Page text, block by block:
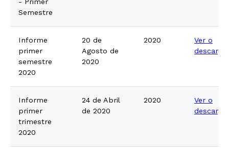
Semestre
Informe
primer
semestre
2020
20 de
Agosto de
2020
2020
Ver o
descargar
Informe
primer
trimestre
2020
24 de Abril
de 2020
2020
Ver o
descargar